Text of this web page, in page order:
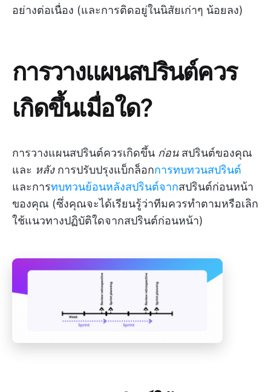
อย่างต่อเนื่อง (และการติดอยู่ในนิสัยเก่าๆ น้อยลง)
การวางแผนสปรินต์ควร
เกิดขึ้นเมื่อใด?
การวางแผนสปรินต์ควรเกิดขึ้น ก่อนสปรินต์ของคุณ
และ หลังการปรับปรุงแบ็กล็อกการทบทวนสปรินต์
และการทบทวนย้อนหลังสปรินต์จากสปรินต์ก่อนหน้า
ของคุณ (ซึ่งคุณจะได้เรียนรู้ว่าทีมควรทำตามหรือเลิก
ใช้แนวทางปฏิบัติใดจากสปรินต์ก่อนหน้า)